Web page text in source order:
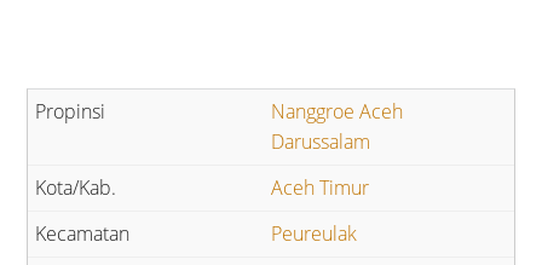
Nanggroe Aceh
Darussalam
Aceh Timur
Peureulak